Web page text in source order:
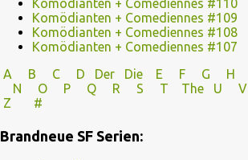
Komödianten + Comediennes #109
Komödianten + Comediennes #108
Komödianten + Comediennes #107
A
B C D Der Die E F G H
N
O P Q R S T The U V
Z
#
Brandneue SF Serien: